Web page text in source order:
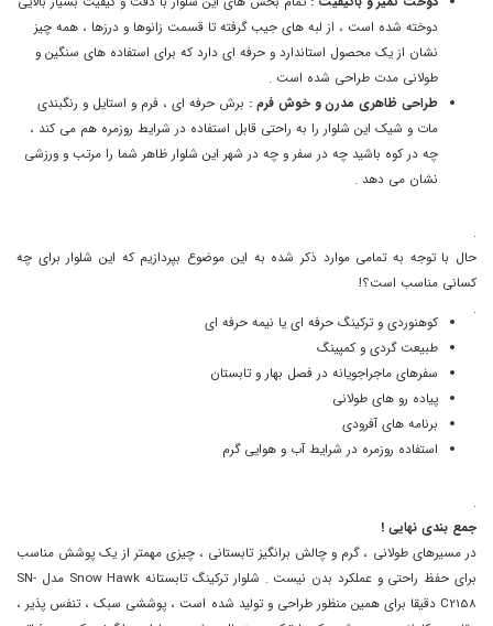
دوخته شده است ، از لبه های جیب گرفته تا قسمت زانوها و درزها ، همه چیز
نشان از یک محصول استاندارد و حرفه ای دارد که برای استفاده های سنگین و
طولانی مدت طراحی شده است .
طراحی ظاهری مدرن و خوش فرم : برش حرفه ای ، فرم و استایل و رنگبندی
مات و شیک این شلوار را به راحتی قابل استفاده در شرایط روزمره هم می کند ،
چه در کوه باشید چه در سفر و چه در شهر این شلوار ظاهر شما را مرتب و ورزشی
نشان می دهد .
.
حال با توجه به تمامی موارد ذکر شده به این موضوع بپردازیم که این شلوار برای چه
کسانی مناسب است؟!
.
کوهنوردی و ترکینگ حرفه ای یا نیمه حرفه ای
طبیعت گردی و کمپینگ
سفرهای ماجراجویانه در فصل بهار و تابستان
پیاده رو های طولانی
برنامه های آفرودی
استفاده روزمره در شرایط آب و هوایی گرم
.
جمع بندی نهایی !
در مسیرهای طولانی ، گرم و چالش برانگیز تابستانی ، چیزی مهمتر از یک پوشش مناسب
برای حفظ راحتی و عملکرد بدن نیست . شلوار ترکینگ تابستانه Snow Hawk مدل SN-
C2158 دقیقا برای همین منظور طراحی و تولید شده است ، پوششی سبک ، تنفس پذیر ،